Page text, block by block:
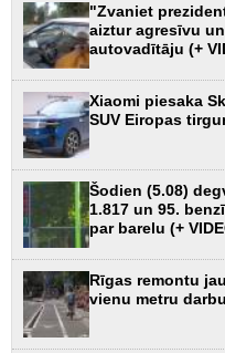
"Zvaniet
aiztur agresīvu
autovadītāju (+
Xiaomi piesaka
SUV Eiropas
Šodien (5.08)
1.817 un 95.
par barelu (+
Rīgas remontu
vienu metru